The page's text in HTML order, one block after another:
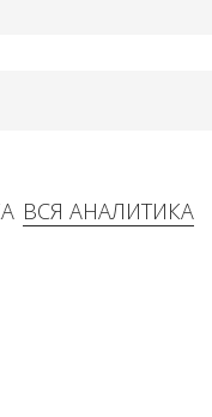
ВСЯ АНАЛИТИКА